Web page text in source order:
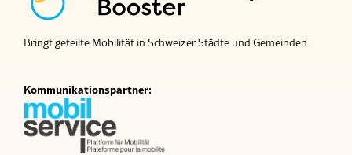
Bringt geteilte Mobilität in Schweizer Städte und Gemeinden
Kommunikationspartner: